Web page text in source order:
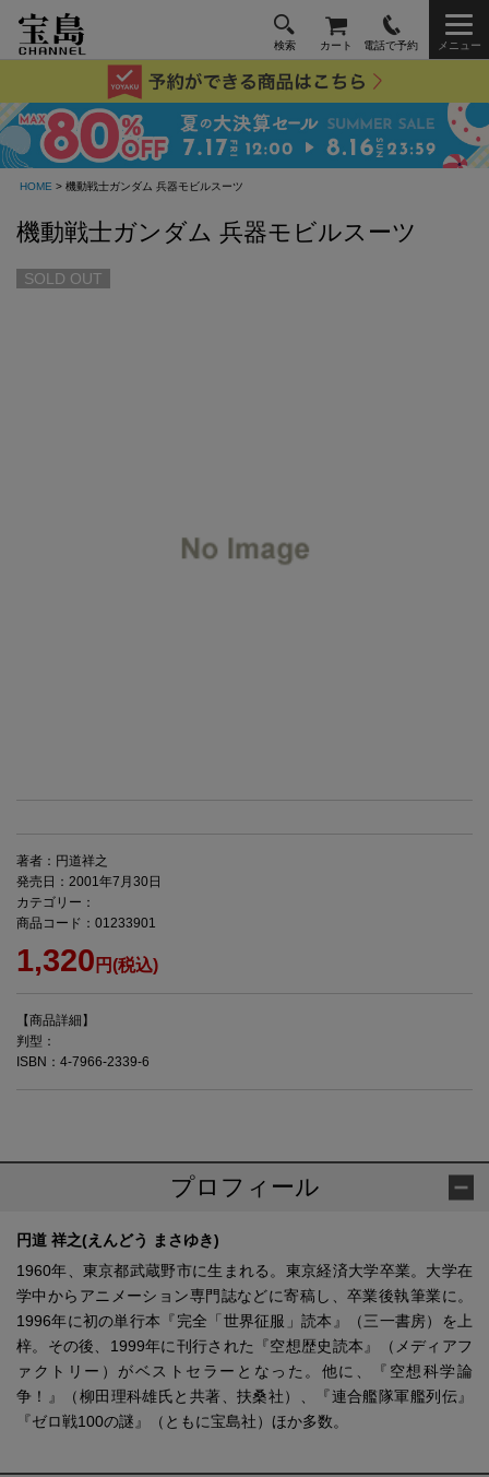
検索 カート 電話で予約 メニュー
HOME > 機動戦士ガンダム 兵器モビルスーツ
機動戦士ガンダム 兵器モビルスーツ
SOLD OUT
著者：円道祥之
発売日：2001年7月30日
カテゴリー：
商品コード：01233901
1,320 円(税込)
【商品詳細】
判型：
ISBN：4-7966-2339-6
プロフィール
円道 祥之(えんどう まさゆき)
1960年、東京都武蔵野市に生まれる。東京経済大学卒業。大学在
学中からアニメーション専門誌などに寄稿し、卒業後執筆業に。
1996年に初の単行本『完全「世界征服」読本』（三一書房）を上
梓。その後、1999年に刊行された『空想歴史読本』（メディアフ
ァクトリー）がベストセラーとなった。他に、『空想科学論
争！』（柳田理科雄氏と共著、扶桑社）、『連合艦隊軍艦列伝』
『ゼロ戦100の謎』（ともに宝島社）ほか多数。